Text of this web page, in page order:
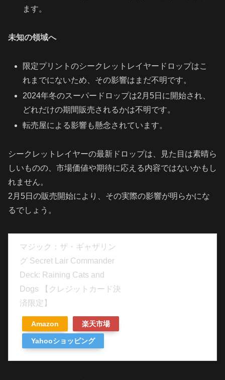
ます。
未知の領域へ
限定プリントのシークレットレイヤードロップはこ
れまでにないため、その影響はまだ不明です。
2024年冬のスーパードロップは2月5日に開始され、
どれだけの期間販売されるかは不明です。
転売屋による影響も懸念されています。
シークレットレイヤーの最新ドロップは、見た目は素晴ら
しいものの、市場価値や期待に応える内容ではないかもし
れません。
2月5日の販売開始により、その実際の影響が明らかにな
るでしょう。
マジック：ザ・ギャザリン
グ Secret Lair Commander
Deck: Raining Cats and
Dogs 【クレジットカード決
済限定】
Amazon 楽天市場
Yahooショッピング